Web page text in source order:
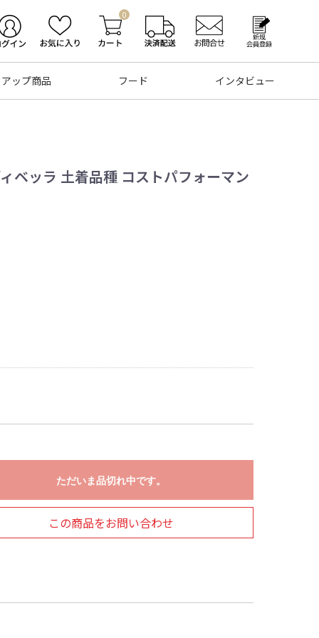
0
ップ商品 フード インタビュー
ベッラ 土着品種 コストパフォーマン
ただいま品切れ中です。
この商品をお問い合わせ